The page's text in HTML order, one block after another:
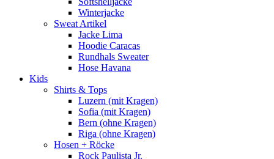
Winterjacke
Sweat Artikel
Jacke Lima
Hoodie Caracas
Rundhals Sweater
Hose Havana
Kids
Shirts & Tops
Luzern (mit Kragen)
Sofia (mit Kragen)
Bern (ohne Kragen)
Riga (ohne Kragen)
Hosen + Röcke
Rock Paulista Jr.